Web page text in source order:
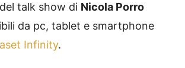
del talk show di Nicola Porro
da pc, tablet e smartphone
Infinity.